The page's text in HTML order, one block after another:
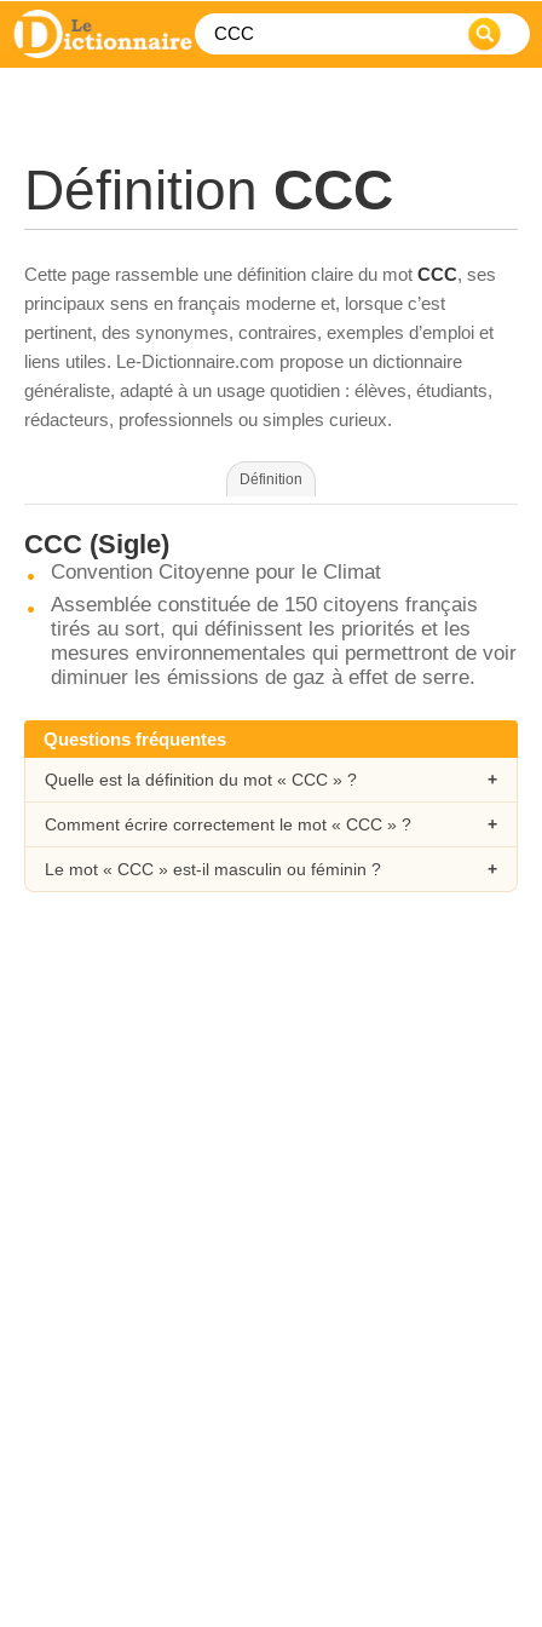
Définition CCC
Cette page rassemble une définition claire du mot CCC, ses
principaux sens en français moderne et, lorsque c’est
pertinent, des synonymes, contraires, exemples d’emploi et
liens utiles. Le-Dictionnaire.com propose un dictionnaire
généraliste, adapté à un usage quotidien : élèves, étudiants,
rédacteurs, professionnels ou simples curieux.
Définition
CCC (Sigle)
Convention Citoyenne pour le Climat
Assemblée constituée de 150 citoyens français
tirés au sort, qui définissent les priorités et les
mesures environnementales qui permettront de voir
diminuer les émissions de gaz à effet de serre.
Questions fréquentes
Quelle est la définition du mot « CCC » ?
Comment écrire correctement le mot « CCC » ?
Le mot « CCC » est-il masculin ou féminin ?